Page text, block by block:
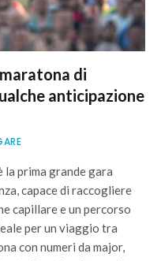
di
anticipazione
la prima grande gara
capace di raccogliere
capillare e un percorso
per un viaggio tra
con numeri da major,